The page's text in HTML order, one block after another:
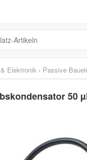
Elektronik › Passive
50